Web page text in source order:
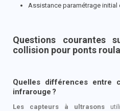
Assistance paramétrage
Questions courantes
collision pour ponts
Quelles différences entre
infrarouge ?
Les capteurs à ultrasons